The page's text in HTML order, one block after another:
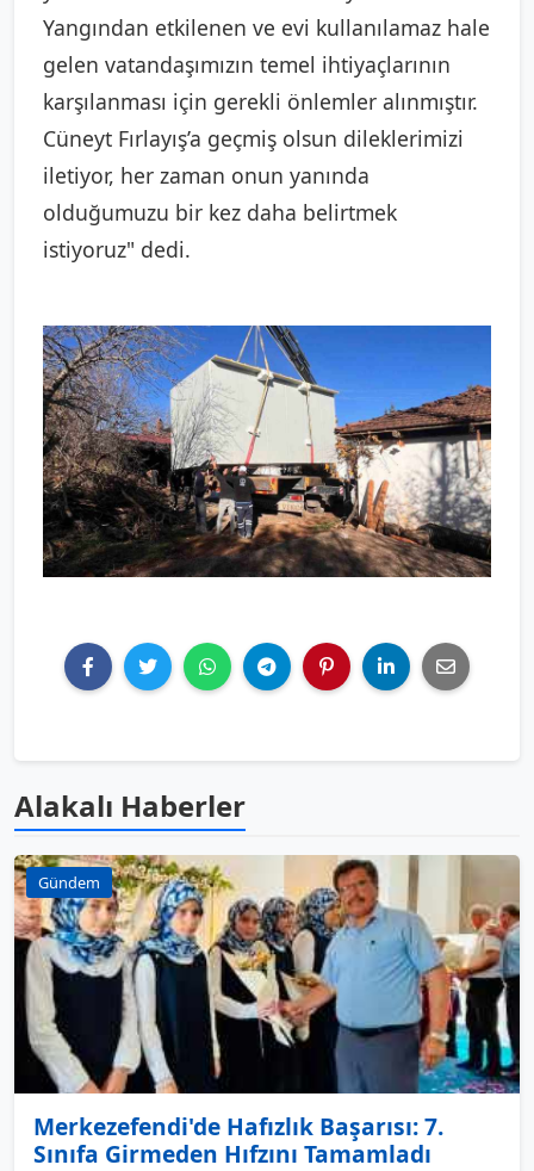
Yangından etkilenen ve evi kullanılamaz hale
gelen vatandaşımızın temel ihtiyaçlarının
karşılanması için gerekli önlemler alınmıştır.
Cüneyt Fırlayış’a geçmiş olsun dileklerimizi
iletiyor, her zaman onun yanında
olduğumuzu bir kez daha belirtmek
istiyoruz" dedi.
Alakalı Haberler
Gündem
Merkezefendi'de Hafızlık Başarısı: 7.
Sınıfa Girmeden Hıfzını Tamamladı